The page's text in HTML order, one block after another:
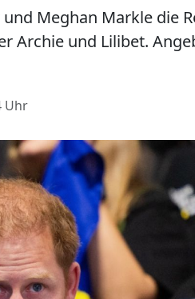
Meghan Markle die
Archie und Lilibet.
Uhr